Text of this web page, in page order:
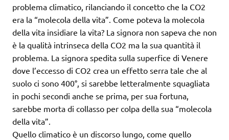
problema climatico, rilanciando il concetto che la CO2
era la “molecola della vita”. Come poteva la molecola
della vita insidiare la vita? La signora non sapeva che non
è la qualità intrinseca della CO2 ma la sua quantità il
problema. La signora spedita sulla superfice di Venere
dove l’eccesso di CO2 crea un effetto serra tale che al
suolo ci sono 400°, si sarebbe letteralmente squagliata
in pochi secondi anche se prima, per sua fortuna,
sarebbe morta di collasso per colpa della sua “molecola
della vita”.
Quello climatico è un discorso lungo, come quello